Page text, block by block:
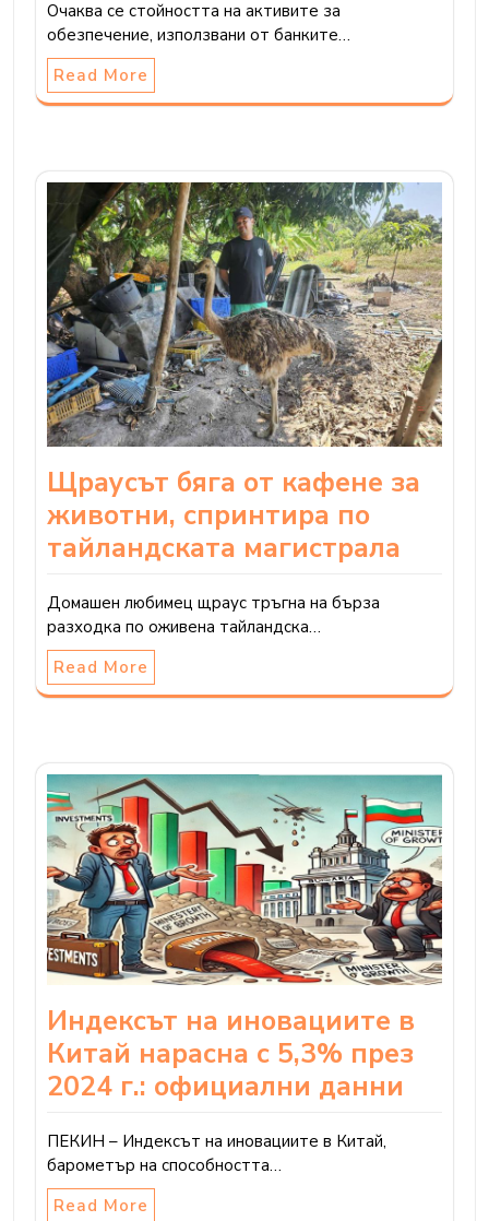
Очаква се стойността на активите за
обезпечение, използвани от банките…
Read More
Щраусът бяга от кафене за
животни, спринтира по
тайландската магистрала
Домашен любимец щраус тръгна на бърза
разходка по оживена тайландска…
Read More
Индексът на иновациите в
Китай нарасна с 5,3% през
2024 г.: официални данни
ПЕКИН – Индексът на иновациите в Китай,
барометър на способността…
Read More